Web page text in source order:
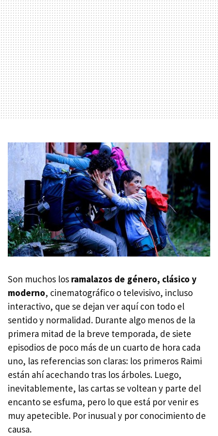
Son muchos los ramalazos de género, clásico y
moderno, cinematográfico o televisivo, incluso
interactivo, que se dejan ver aquí con todo el
sentido y normalidad. Durante algo menos de la
primera mitad de la breve temporada, de siete
episodios de poco más de un cuarto de hora cada
uno, las referencias son claras: los primeros Raimi
están ahí acechando tras los árboles. Luego,
inevitablemente, las cartas se voltean y parte del
encanto se esfuma, pero lo que está por venir es
muy apetecible. Por inusual y por conocimiento de
causa.